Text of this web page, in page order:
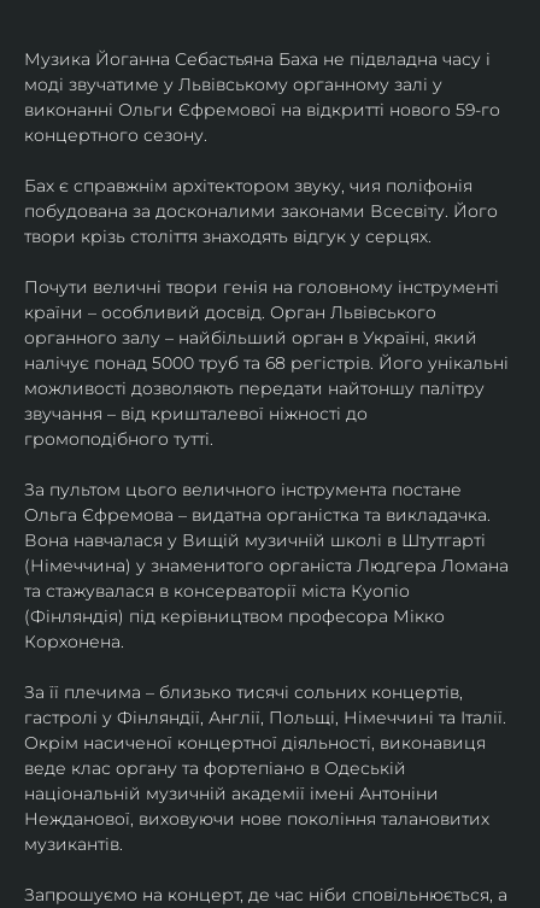
Музика Йоганна Себастьяна Баха не підвладна часу і
моді звучатиме у Львівському органному залі у
виконанні Ольги Єфремової на відкритті нового 59-го
концертного сезону.
Бах є справжнім архітектором звуку, чия поліфонія
побудована за досконалими законами Всесвіту. Його
твори крізь століття знаходять відгук у серцях.
Почути величні твори генія на головному інструменті
країни – особливий досвід. Орган Львівського
органного залу – найбільший орган в Україні, який
налічує понад 5000 труб та 68 регістрів. Його унікальні
можливості дозволяють передати найтоншу палітру
звучання – від кришталевої ніжності до
громоподібного тутті.
За пультом цього величного інструмента постане
Ольга Єфремова – видатна органістка та викладачка.
Вона навчалася у Вищій музичній школі в Штутгарті
(Німеччина) у знаменитого органіста Людгера Ломана
та стажувалася в консерваторії міста Куопіо
(Фінляндія) під керівництвом професора Мікко
Корхонена.
За її плечима – близько тисячі сольних концертів,
гастролі у Фінляндії, Англії, Польщі, Німеччині та Італії.
Окрім насиченої концертної діяльності, виконавиця
веде клас органу та фортепіано в Одеській
національній музичній академії імені Антоніни
Нежданової, виховуючи нове покоління талановитих
музикантів.
Запрошуємо на концерт, де час ніби сповільнюється, а